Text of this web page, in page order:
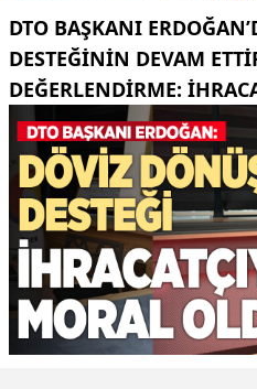
DTO BAŞKANI
DESTEĞININ DEVAM
DEĞERLENDIRME: